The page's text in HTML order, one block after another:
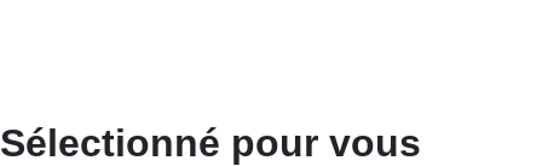
Sélectionné pour vous